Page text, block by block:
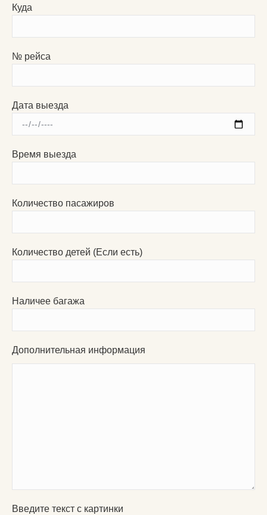
Куда
№ рейса
Дата выезда
Время выезда
Количество пасажиров
Количество детей (Если есть)
Наличее багажа
Дополнительная информация
Введите текст с картинки